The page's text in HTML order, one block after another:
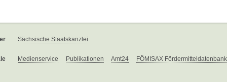
Sächsische Staatskanzlei
Medienservice Publikationen Amt24 FÖMISAX Fördermitteldatenbank